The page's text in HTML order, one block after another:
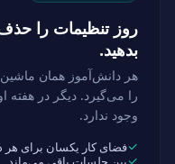
روز تنظیمات را
بدهید.
هر دانش‌آموز همان
را می‌گیرد. دیگر در
وجود ندارد.
فضای کار یکسان برای هر